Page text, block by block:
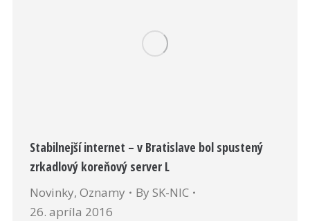
Stabilnejší internet – v Bratislave bol spustený
zrkadlový koreňový server L
Novinky, Oznamy By SK-NIC
26. apríla 2016